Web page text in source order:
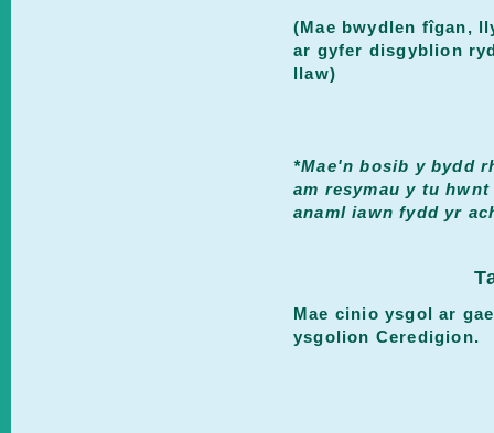
(Mae bwydlen fîgan,
ar gyfer disgyblion
llaw)
*Mae'n bosib y bydd
am resymau y tu
anaml iawn fydd yr
Mae cinio ysgol ar
ysgolion Ceredigion.